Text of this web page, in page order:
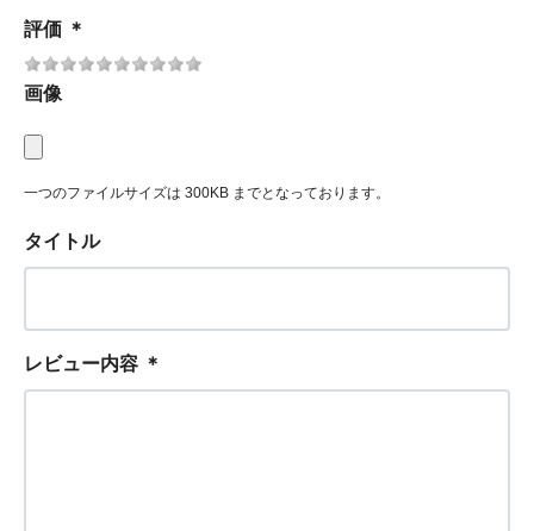
評価 ＊
画像
一つのファイルサイズは 300KB までとなっております。
タイトル
レビュー内容 ＊